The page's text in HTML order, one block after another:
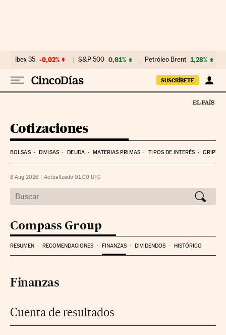
Ibex 35 -0,02% S&P 500 0,61% Petróleo Brent 1,28%
SUSCRÍBETE
Cotizaciones
BOLSAS DIVISAS DEUDA MATERIAS PRIMAS TIPOS DE INTERÉS
8 Aug 2026 | Actualizado 01:00 UTC
Compass Group
RESUMEN RECOMENDACIONES FINANZAS DIVIDENDOS HISTÓRICO
Finanzas
Cuenta de resultados